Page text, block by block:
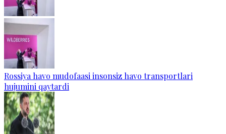
Rossiya havo mudofaasi insonsiz havo transportlari
hujumini qaytardi